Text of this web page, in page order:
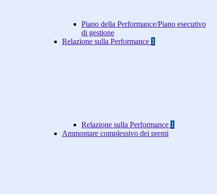
Piano della Performance/Piano esecutivo
di gestione
Relazione sulla Performance 1
Relazione sulla Performance 1
Ammontare complessivo dei premi